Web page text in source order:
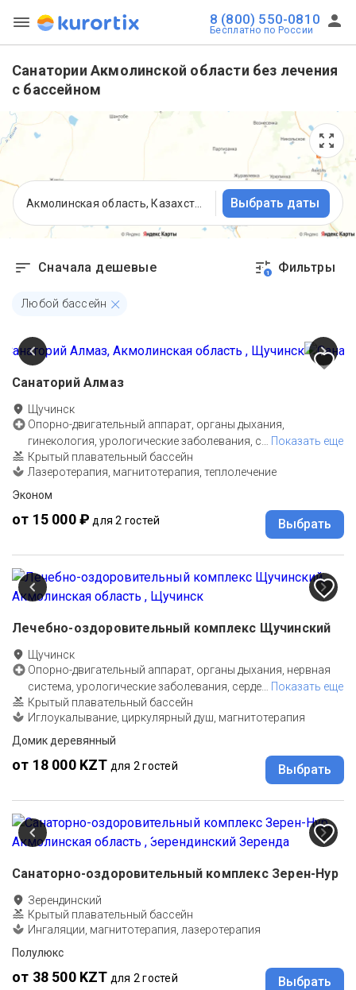
8 (800) 550-0810
Бесплатно по России
Санатории Акмолинской области без лечения
с бассейном
Выбрать даты
Сначала дешевые 1 Фильтры
Любой бассейн
Санаторий Алмаз
Щучинск
Опорно-двигательный аппарат, органы дыхания,
гинекология, урологические заболевания, с
Показать еще
Крытый плавательный бассейн
Лазеротерапия, магнитотерапия, теплолечение
Эконом
от 15 000 ₽ для 2 гостей Выбрать
Лечебно-оздоровительный комплекс Щучинский
Щучинск
Опорно-двигательный аппарат, органы дыхания, нервная
система, урологические заболевания, серде
Показать еще
Крытый плавательный бассейн
Иглоукалывание, циркулярный душ, магнитотерапия
Домик деревянный
от 18 000 KZT для 2 гостей Выбрать
Санаторно-оздоровительный комплекс Зерен-Нур
Зерендинский
Крытый плавательный бассейн
Ингаляции, магнитотерапия, лазеротерапия
Полулюкс
от 38 500 KZT для 2 гостей Выбрать